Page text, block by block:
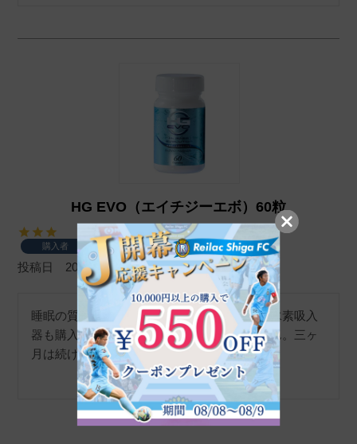
HG EVO（エイチジーエボ）60粒
購入者
投稿日 2024/05/06
睡眠の質が悪いのでこちらのサプリをのんで水素吸入
器も購入しましたが今の所効果はわかりません。三ヶ
月は続けてみようと思います。